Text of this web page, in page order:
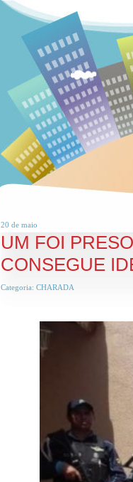
20 de maio
UM FOI
CONSEGUE
Categoria: CHARADA